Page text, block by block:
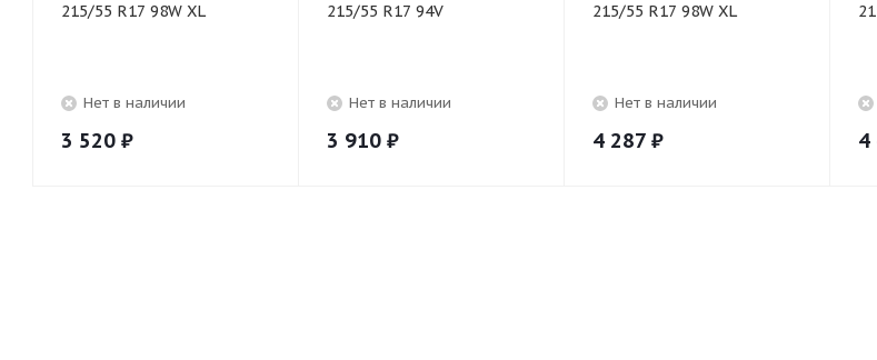
215/55 R17 98W XL
Нет в наличии
3 520 ₽
215/55 R17 94V
Нет в наличии
3 910 ₽
215/55 R17 98W XL
Нет в наличии
4 287 ₽ 4